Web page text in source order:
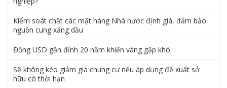
Kiểm soát chặt các mặt hàng Nhà nước định giá, đảm bảo
nguồn cung xăng dầu
Đồng USD gần đỉnh 20 năm khiến vàng gặp khó
Sẽ không kéo giảm giá chung cư nếu áp dụng đề xuất sở
hữu có thời hạn